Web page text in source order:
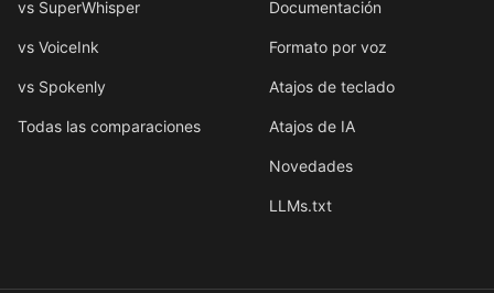
vs SuperWhisper
vs VoiceInk
vs Spokenly
Todas las comparaciones
Documentación
Formato por voz
Atajos de teclado
Atajos de IA
Novedades
LLMs.txt